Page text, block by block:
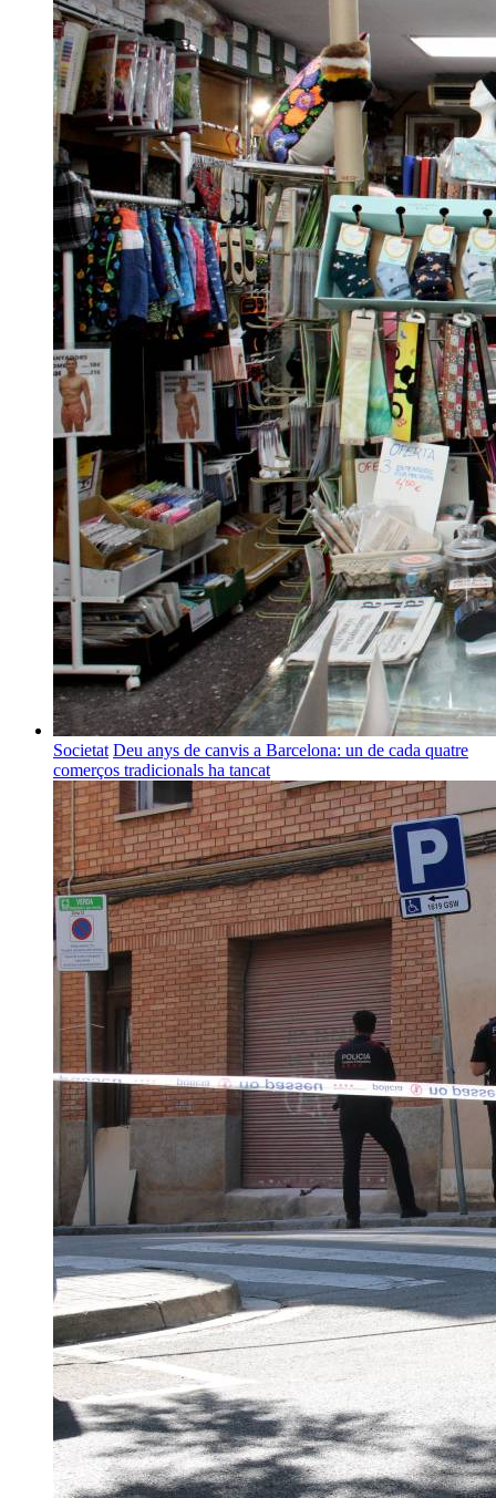
Societat Deu anys de canvis a Barcelona: un de cada quatre
comerços tradicionals ha tancat